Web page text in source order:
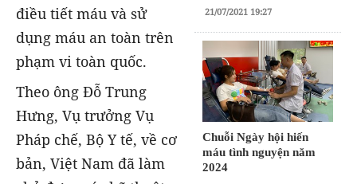
21/07/2021 19:27
Chuỗi Ngày hội hiến
máu tình nguyện năm
2024
điều tiết máu và sử
dụng máu an toàn trên
phạm vi toàn quốc.
Theo ông Đỗ Trung
Hưng, Vụ trưởng Vụ
Pháp chế, Bộ Y tế, về cơ
bản, Việt Nam đã làm